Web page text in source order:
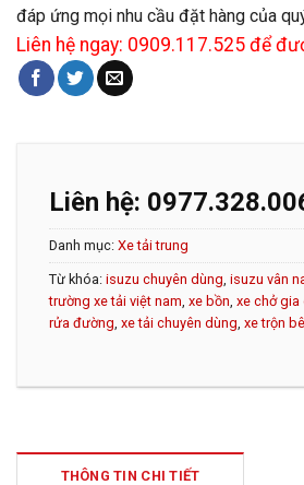
đáp ứng mọi nhu cầu đặt hàng của
Liên hệ ngay: 0909.117.525 để
Liên hệ:
Danh mục: Xe tải trung
Từ khóa: isuzu chuyên dùng, isuzu vân
trường xe tải việt nam, xe bồn, xe chở gia
rửa đường, xe tải chuyên dùng, xe trộn
THÔNG TIN CHI TIẾT